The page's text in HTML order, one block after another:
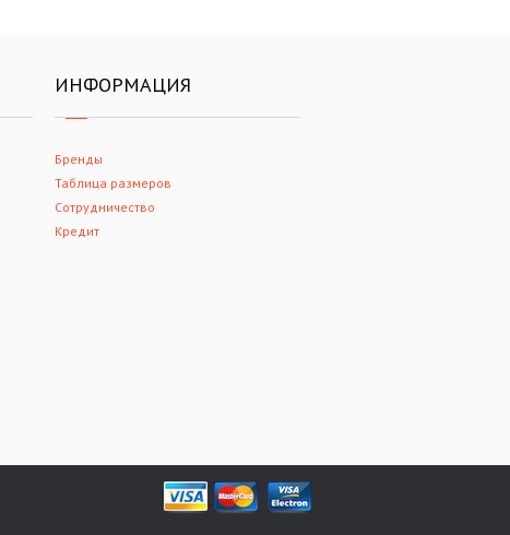
ИНФОРМАЦИЯ
Бренды
Таблица размеров
Сотрудничество
Кредит